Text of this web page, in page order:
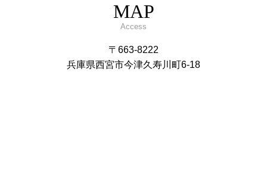
MAP
Access
〒663-8222
兵庫県西宮市今津久寿川町6-18